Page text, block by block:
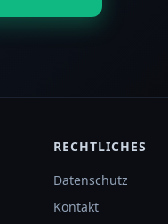
RECHTLICHES
Datenschutz
Kontakt